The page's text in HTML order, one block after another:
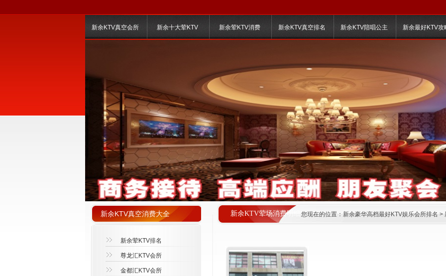
新余KTV真空会所 新余十大荤KTV 新余荤KTV消费 新余KTV真空排名 新余KTV陪唱公主 新余最好KTV攻
新余KTV荤场消费明细 您现在的位置： 新余豪华高档最好KTV娱乐会所排名 >
新余KTV真空消费大全
新余荤KTV排名
尊龙汇KTV会所
金都汇KTV会所